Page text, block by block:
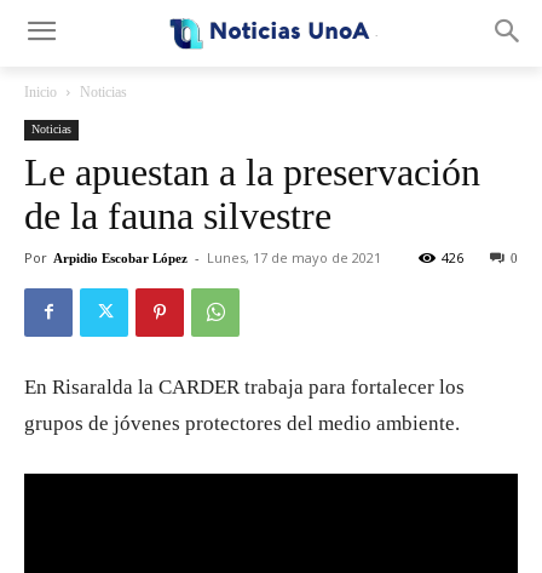
Inicio Noticias
Noticias
Le apuestan a la preservación
de la fauna silvestre
Por Arpidio Escobar López - Lunes, 17 de mayo de 2021 0
426
En Risaralda la CARDER trabaja para fortalecer los
grupos de jóvenes protectores del medio ambiente.